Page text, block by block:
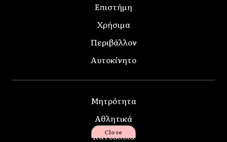
Επιστήμη
Χρήσιμα
Περιβάλλον
Αυτοκίνητο
Μητρότητα
Αθλητικά
Κατοικίδια
Close